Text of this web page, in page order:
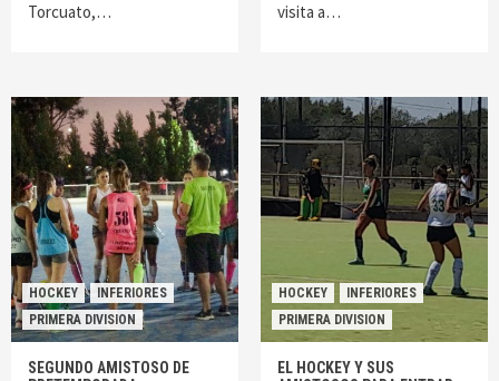
Torcuato,…
visita a…
HOCKEY
INFERIORES
PRIMERA DIVISION
SEGUNDO AMISTOSO DE
HOCKEY
INFERIORES
PRIMERA DIVISION
EL HOCKEY Y SUS